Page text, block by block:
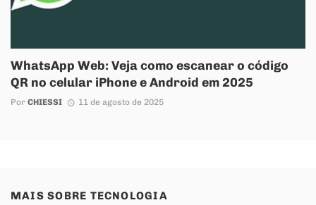
WhatsApp Web: Veja como escanear o código
QR no celular iPhone e Android em 2025
Por CHIESSI 11 de agosto de 2025
MAIS SOBRE TECNOLOGIA